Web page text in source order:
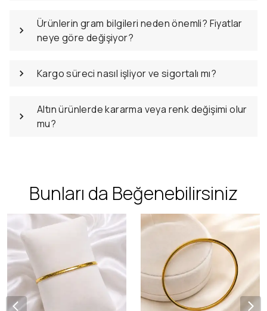
Ürünlerin gram bilgileri neden önemli? Fiyatlar
neye göre değişiyor?
Kargo süreci nasıl işliyor ve sigortalı mı?
Altın ürünlerde kararma veya renk değişimi olur
mu?
Bunları da Beğenebilirsiniz